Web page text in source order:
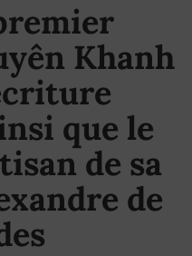
Khanh
que le
de sa
de